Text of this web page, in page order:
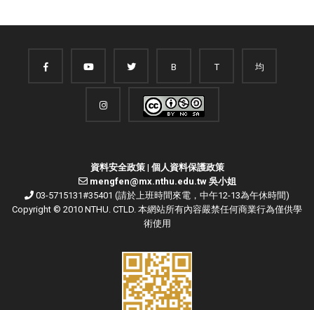
B T 均
資料安全政策| 個人資料保護政策
mengfen@mx.nthu.edu.tw 吳小姐
03-5715131#35401 (請於上班時間來電，中午12-13為午休時間)
Copyright © 2010 NTHU. CTLD. 本網站所有內容嚴禁任何商業行為僅供學
術使用